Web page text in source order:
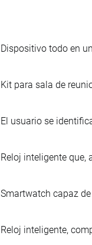
Dispositivo todo en
Kit para sala de
El usuario se
Reloj inteligente que,
Smartwatch capaz
Reloj inteligente,